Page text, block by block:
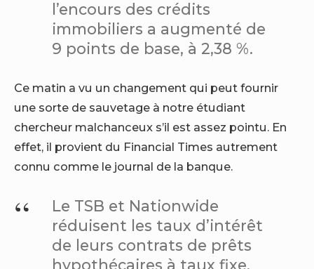
l’encours des crédits
immobiliers a augmenté de
9 points de base, à 2,38 %.
Ce matin a vu un changement qui peut fournir
une sorte de sauvetage à notre étudiant
chercheur malchanceux s’il est assez pointu. En
effet, il provient du Financial Times autrement
connu comme le journal de la banque.
Le TSB et Nationwide
réduisent les taux d’intérêt
de leurs contrats de prêts
hypothécaires à taux fixe,